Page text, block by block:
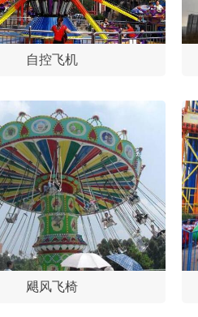
自控飞机
飓风飞椅